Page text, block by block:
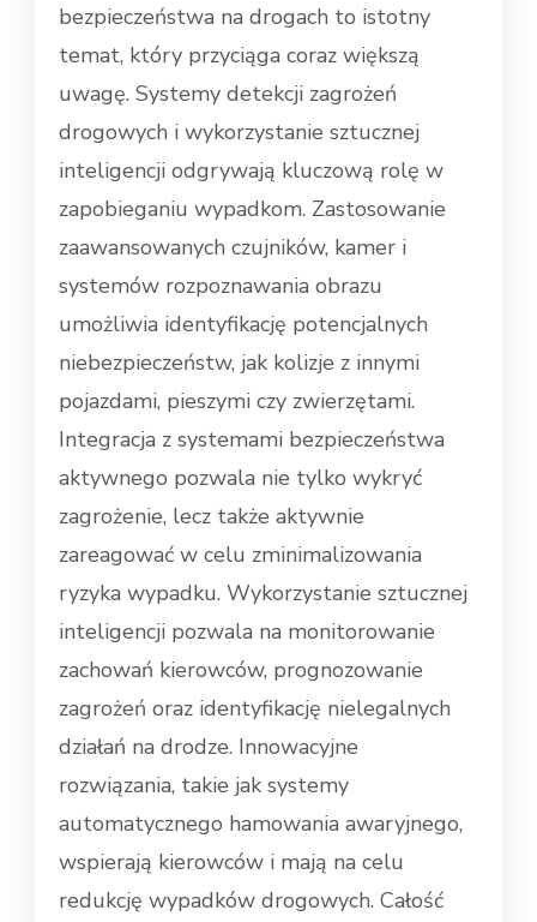
bezpieczeństwa na drogach to istotny
temat, który przyciąga coraz większą
uwagę. Systemy detekcji zagrożeń
drogowych i wykorzystanie sztucznej
inteligencji odgrywają kluczową rolę w
zapobieganiu wypadkom. Zastosowanie
zaawansowanych czujników, kamer i
systemów rozpoznawania obrazu
umożliwia identyfikację potencjalnych
niebezpieczeństw, jak kolizje z innymi
pojazdami, pieszymi czy zwierzętami.
Integracja z systemami bezpieczeństwa
aktywnego pozwala nie tylko wykryć
zagrożenie, lecz także aktywnie
zareagować w celu zminimalizowania
ryzyka wypadku. Wykorzystanie sztucznej
inteligencji pozwala na monitorowanie
zachowań kierowców, prognozowanie
zagrożeń oraz identyfikację nielegalnych
działań na drodze. Innowacyjne
rozwiązania, takie jak systemy
automatycznego hamowania awaryjnego,
wspierają kierowców i mają na celu
redukcję wypadków drogowych. Całość